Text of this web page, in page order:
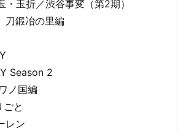
折／渋谷事変（第2期）
鍛冶の里編
2
国編
と
ン